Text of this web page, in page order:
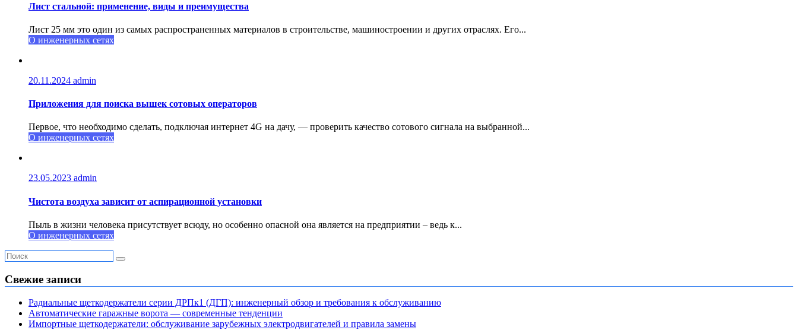
Лист стальной: применение, виды и преимущества
Лист 25 мм это один из самых распространенных материалов в строительстве, машиностроении и других отраслях. Его...
О инженерных сетях
20.11.2024 admin
Приложения для поиска вышек сотовых операторов
Первое, что необходимо сделать, подключая интернет 4G на дачу, — проверить качество сотового сигнала на выбранной...
О инженерных сетях
23.05.2023 admin
Чистота воздуха зависит от аспирационной установки
Пыль в жизни человека присутствует всюду, но особенно опасной она является на предприятии – ведь к...
О инженерных сетях
Свежие записи
Радиальные щеткодержатели серии ДРПк1 (ДГП): инженерный обзор и требования к обслуживанию
Автоматические гаражные ворота — современные тенденции
Импортные щеткодержатели: обслуживание зарубежных электродвигателей и правила замены